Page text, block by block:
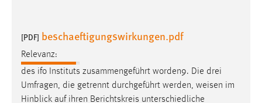
[PDF] beschaeftigungswirkungen.pdf
Relevanz:
des ifo Instituts zusammengeführt worden9. Die drei
Umfragen, die getrennt durchgeführt werden, weisen im
Hinblick auf ihren Berichtskreis unterschiedliche
Matomo
Name:
_pk_ref, _pk_cvar, _pk_id, _pk_ses
Zweck: